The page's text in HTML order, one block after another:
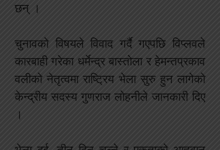
छन् ।
चुनावको विषयले विवाद गर्दै गएपछि विप्लवले
कारबाही गरेका धर्मेन्द्र बास्तोला र हेमन्तप्रकाव
वलीको नेतृत्वमा राष्ट्रिय भेला सुरु हुन लागेको
केन्द्रीय सदस्य गुणराज लोहनीले जानकारी दिए
।